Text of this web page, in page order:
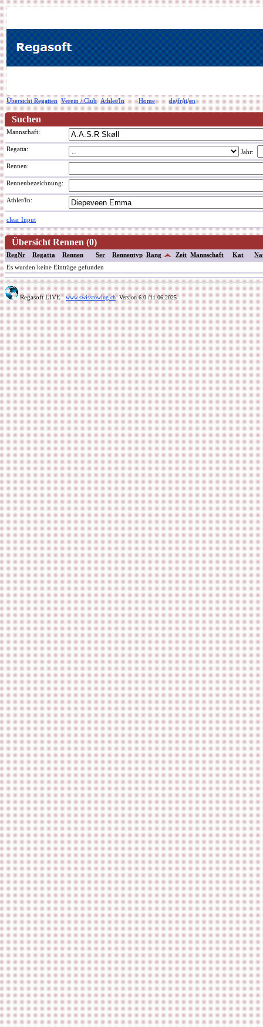
Übersicht Regatten Verein / Club Athlet/In Home de/fr/it/en
Suchen
Mannschaft:
Regatta:
Jahr:
Rennen:
Rennenbezeichnung:
Athlet/In:
clear Input
Übersicht Rennen (0)
RegNr Regatta Rennen Ser Rennentyp Rang Zeit Mannschaft Kat
Es wurden keine Einträge gefunden
Regasoft LIVE www.swissrowing.chVersion 6.0/11.06.2025